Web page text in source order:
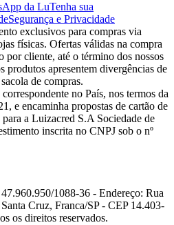
da LuTenha sua
Segurança e Privacidade
exclusivos para compras via
físicas. Ofertas válidas na compra
por cliente, até o término dos nossos
produtos apresentem divergências de
de compras.
no País, nos termos da
e encaminha propostas de cartão de
a Luizacred S.A Sociedade de
inscrita no CNPJ sob o nº
1088-36 - Endereço: Rua
Cruz, Franca/SP - CEP 14.403-
os direitos reservados.